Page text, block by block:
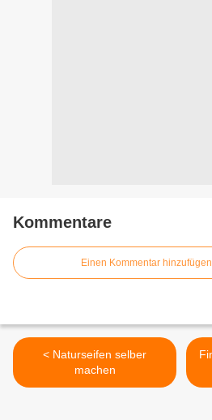
Kommentare
Einen Kommentar hinzufügen
< Naturseifen selber
machen